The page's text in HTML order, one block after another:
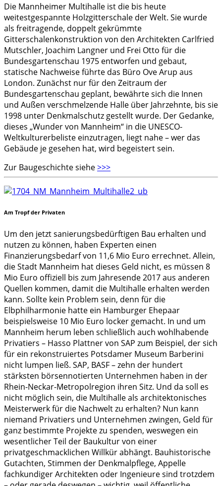
Die Mannheimer Multihalle ist die bis heute
weitestgespannte Holzgitterschale der Welt. Sie wurde
als freitragende, doppelt gekrümmte
Gitterschalenkonstruktion von den Architekten Carlfried
Mutschler, Joachim Langner und Frei Otto für die
Bundesgartenschau 1975 entworfen und gebaut,
statische Nachweise führte das Büro Ove Arup aus
London. Zunächst nur für den Zeitraum der
Bundesgartenschau geplant, bewährte sich die Innen
und Außen verschmelzende Halle über Jahrzehnte, bis sie
1998 unter Denkmalschutz gestellt wurde. Der Gedanke,
dieses „Wunder von Mannheim“ in die UNESCO-
Weltkulturerbeliste einzutragen, liegt nahe – wer das
Gebäude je gesehen hat, wird begeistert sein.
Zur Baugeschichte siehe>>>
Am Tropf der Privaten
Um den jetzt sanierungsbedürftigen Bau erhalten und
nutzen zu können, haben Experten einen
Finanzierungsbedarf von 11,6 Mio Euro errechnet. Allein,
die Stadt Mannheim hat dieses Geld nicht, es müssen 8
Mio Euro offiziell bis zum Jahresende 2017 aus anderen
Quellen kommen, damit die Multihalle erhalten werden
kann. Sollte kein Problem sein, denn für die
Elbphilharmonie hatte ein Hamburger Ehepaar
beispielsweise 10 Mio Euro locker gemacht. In und um
Mannheim herum leben schließlich auch wohlhabende
Privatiers – Hasso Plattner von SAP zum Beispiel, der sich
für ein rekonstruiertes Potsdamer Museum Barberini
nicht lumpen ließ. SAP, BASF – zehn der hundert
stärksten börsennotierten Unternehmen haben in der
Rhein-Neckar-Metropolregion ihren Sitz. Und da soll es
nicht möglich sein, die Multihalle als architektonisches
Meisterwerk für die Nachwelt zu erhalten? Nun kann
niemand Privatiers und Unternehmen zwingen, Geld für
ganz bestimmte Projekte zu spenden, weswegen ein
wesentlicher Teil der Baukultur von einer
privatgeschmacklichen Willkür abhängt. Bauhistorische
Gutachten, Stimmen der Denkmalpflege, Appelle
fachkundiger Architekten oder Ingenieure sind trotzdem